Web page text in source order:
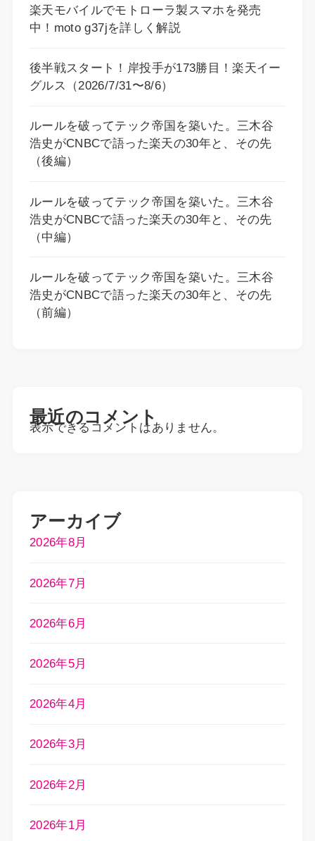
楽天モバイルでモトローラ製スマホを発売
中！moto g37jを詳しく解説
後半戦スタート！岸投手が173勝目！楽天イー
グルス（2026/7/31〜8/6）
ルールを破ってテック帝国を築いた。三木谷
浩史がCNBCで語った楽天の30年と、その先
（後編）
ルールを破ってテック帝国を築いた。三木谷
浩史がCNBCで語った楽天の30年と、その先
（中編）
ルールを破ってテック帝国を築いた。三木谷
浩史がCNBCで語った楽天の30年と、その先
（前編）
最近のコメント
表示できるコメントはありません。
アーカイブ
2026年8月
2026年7月
2026年6月
2026年5月
2026年4月
2026年3月
2026年2月
2026年1月